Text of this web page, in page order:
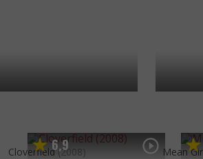
6,9
Cloverfield (2008) Mean